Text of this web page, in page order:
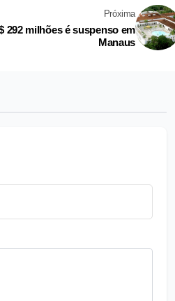
Próxima
Manaus